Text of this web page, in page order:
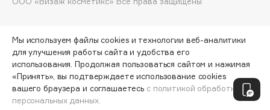
Ella Bartsueva Brushes
Emmanuelle Jane
Enough
EpilProfi
Erborian
Essence
ПО ЗОЛОТОЙ КАРТЕ:10 710 ₽
ДОБАВИТЬ В КОРЗИНУ 12 600 ₽
Мы используем файлы cookies и технологии веб-аналитики
для улучшения работы сайта и удобства его
использования. Продолжая пользоваться сайтом и нажимая
«Принять», вы подтверждаете использование cookies
вашего браузера и соглашаетесь с политикой обработки
персональных данных.